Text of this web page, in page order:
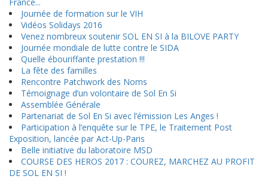
Journée de formation sur le VIH
Vidéos Solidays 2016
Venez nombreux soutenir SOL EN SI à la BILOVE PARTY
Journée mondiale de lutte contre le SIDA
Quelle ébouriffante prestation !!!
La fête des familles
Rencontre Patchwork des Noms
Témoignage d’un volontaire de Sol En Si
Assemblée Générale
Partenariat de Sol En Si avec l’émission Les Anges !
Participation à l’enquête sur le TPE, le Traitement Post
Exposition, lancée par Act-Up-Paris
Belle initiative du laboratoire MSD
COURSE DES HEROS 2017 : COUREZ, MARCHEZ AU PROFIT
DE SOL EN SI !